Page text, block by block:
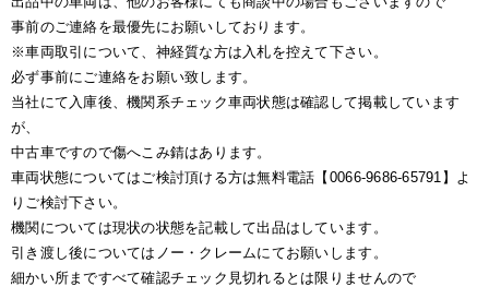
事前のご連絡を最優先にお願いしております。
※車両取引について、神経質な方は入札を控えて下さい。
必ず事前にご連絡をお願い致します。
当社にて入庫後、機関系チェック車両状態は確認して掲載しています
が、
中古車ですので傷へこみ錆はあります。
車両状態についてはご検討頂ける方は無料電話【0066-9686-65791】よ
りご検討下さい。
機関については現状の状態を記載して出品はしています。
引き渡し後についてはノー・クレームにてお願いします。
細かい所まですべて確認チェック見切れるとは限りませんので